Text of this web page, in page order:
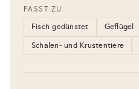
PASST ZU
Fisch gedünstet
Geflügel
Schalen- und Krustentiere